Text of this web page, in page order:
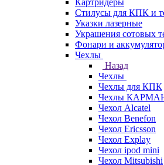
Картридеры
Стилусы для КПК и
Указки лазерные
Украшения сотовых
Фонари и
Чехлы
Назад
Чехлы
Чехлы для КПК
Чехлы
Чехол Alcatel
Чехол Benefon
Чехол Ericsson
Чехол Explay
Чехол ipod mini
Чехол Mitsubishi